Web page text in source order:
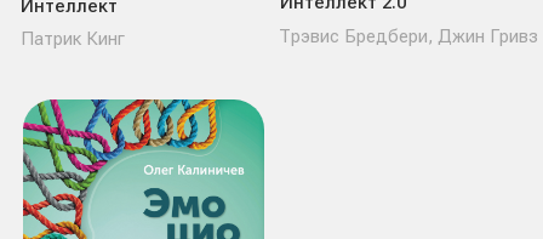
Блог про саморазвитие
Оценить свои навыки